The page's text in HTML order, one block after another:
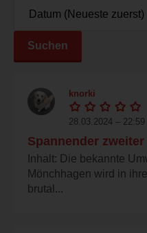
Suchen
knorki
28.03.2024 – 22:59
Spannender zweiter
Inhalt: Die bekannte
Mönchhagen wird in
brutal...